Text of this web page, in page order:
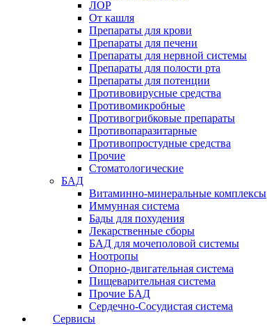
ЛОР
От кашля
Препараты для крови
Препараты для печени
Препараты для нервной системы
Препараты для полости рта
Препараты для потенции
Противовирусные средства
Противомикробные
Противогрибковые препараты
Противопаразитарные
Противопростудные средства
Прочие
Стоматологические
БАД
Витаминно-минеральные комплексы
Иммунная система
Бады для похудения
Лекарственные сборы
БАД для мочеполовой системы
Ноотропы
Опорно-двигательная система
Пищеварительная система
Прочие БАД
Сердечно-Сосудистая система
Сервисы